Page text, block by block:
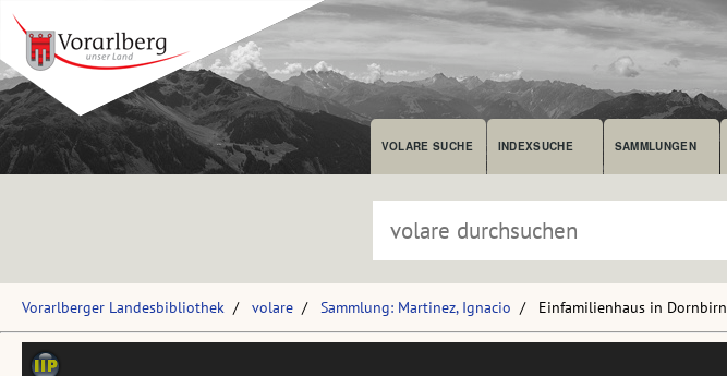
VOLARE SUCHE INDEXSUCHE SAMMLUNGEN
Vorarlberger Landesbibliothek volare Sammlung: Martinez, Ignacio Einfamilienhaus in Dornbirn